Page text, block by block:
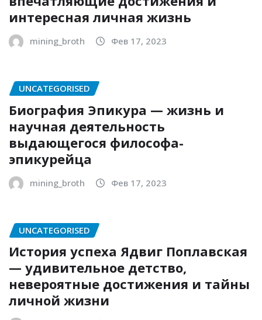
интересная личная жизнь
mining_broth Фев 17, 2023
UNCATEGORISED
Биография Эпикура — жизнь и
научная деятельность
выдающегося философа-
эпикурейца
mining_broth Фев 17, 2023
UNCATEGORISED
История успеха Ядвиг Поплавская
— удивительное детство,
невероятные достижения и тайны
личной жизни